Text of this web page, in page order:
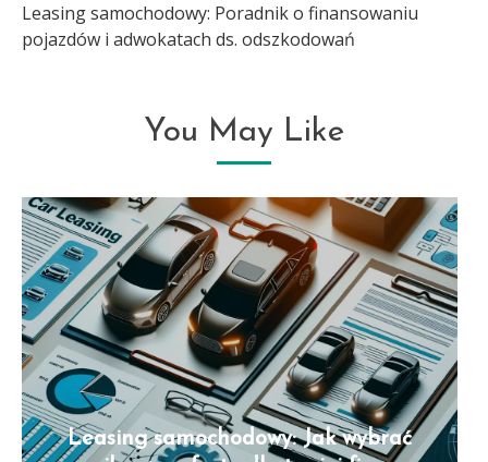
Leasing samochodowy: Poradnik o finansowaniu
pojazdów i adwokatach ds. odszkodowań
You May Like
Leasing samochodowy: Jak wybrać